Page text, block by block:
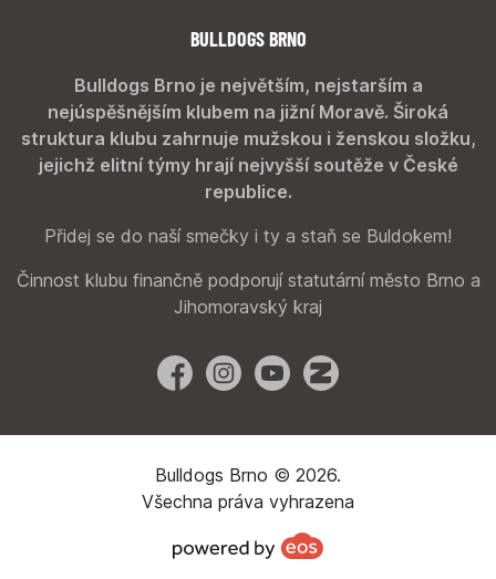
BULLDOGS BRNO
Bulldogs Brno je největším, nejstarším a
nejúspěšnějším klubem na jižní Moravě. Široká
struktura klubu zahrnuje mužskou i ženskou složku,
jejichž elitní týmy hrají nejvyšší soutěže v České
republice.
Přidej se do naší smečky i ty a staň se Buldokem!
Činnost klubu finančně podporují statutární město Brno a
Jihomoravský kraj
FacebookInstagramYouTubeZonerama
Bulldogs Brno © 2026.
Všechna práva vyhrazena